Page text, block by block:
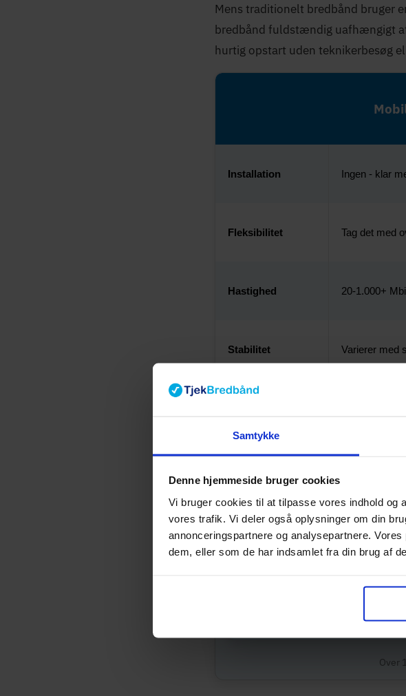
Samtykke
Denne hjemmeside bruger cookies
Vi bruger cookies til at tilpasse vores indhold og
vores trafik. Vi deler også oplysninger om din
annonceringspartnere og analysepartnere.
dem, eller som de har indsamlet fra din brug af
Mens traditionelt bredbånd bruger
bredbånd fuldstændig uafhængigt
hurtig opstart uden teknikerbesøg
Installation Ingen - klar
Fleksibilitet Tag det med
Hastighed 20-1.000+
Stabilitet Varierer med
Du kan nedenunder her tjekke,
Over